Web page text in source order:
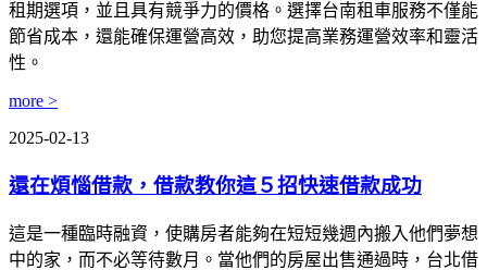
租期選項，並且具有競爭力的價格。選擇台南租車服務不僅能
節省成本，還能確保運營高效，助您提高業務運營效率和靈活
性。
more >
2025-02-13
還在煩惱借款，借款教你這５招快速借款成功
這是一種臨時融資，使購房者能夠在短短幾週內搬入他們夢想
中的家，而不必等待數月。當他們的房屋出售通過時，台北借